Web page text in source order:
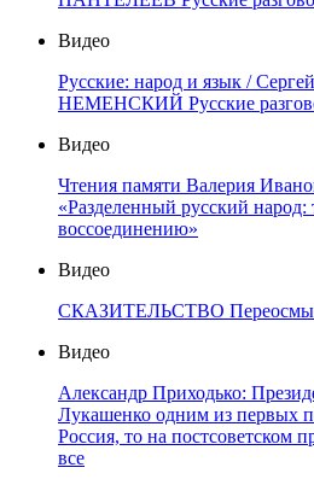
Видео
Русские: народ и язык /
НЕМЕНСКИЙ Русские
Видео
Чтения памяти Валерия
«Разделенный русский
воссоединению»
Видео
СКАЗИТЕЛЬСТВО
Видео
Александр Приходько:
Лукашенко одним из первых
Россия, то на постсоветском
все